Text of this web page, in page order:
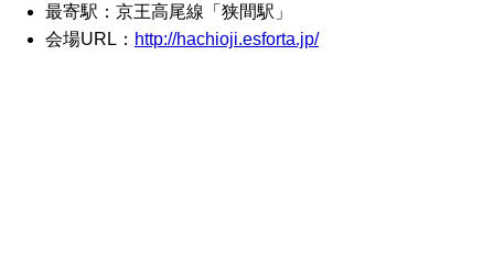
最寄駅：京王高尾線「狭間駅」
会場URL： http://hachioji.esforta.jp/